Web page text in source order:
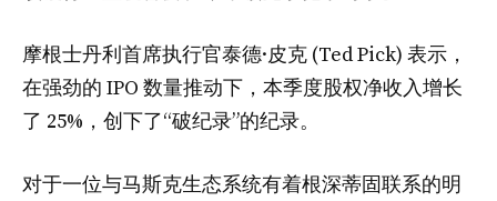
摩根士丹利首席执行官泰德·皮克 (Ted Pick) 表示，
在强劲的 IPO 数量推动下，本季度股权净收入增长
了 25%，创下了“破纪录”的纪录。
对于一位与马斯克生态系统有着根深蒂固联系的明